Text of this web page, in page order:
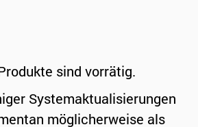
sind vorrätig.
Systemaktualisierungen
möglicherweise als